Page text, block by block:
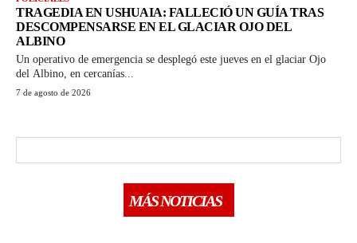
TRAGEDIA EN USHUAIA: FALLECIÓ UN GUÍA TRAS
DESCOMPENSARSE EN EL GLACIAR OJO DEL
ALBINO
Un operativo de emergencia se desplegó este jueves en el glaciar Ojo
del Albino, en cercanías...
7 de agosto de 2026
MÁS NOTICIAS